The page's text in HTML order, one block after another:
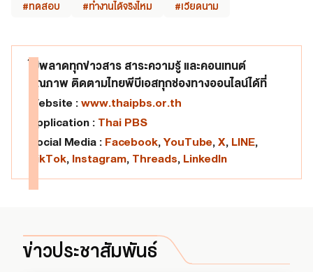
#ทดสอบ #ทำงานได้จริงไหม #เวียดนาม
ไม่พลาดทุกข่าวสาร สาระความรู้ และคอนเทนต์
คุณภาพ ติดตามไทยพีบีเอสทุกช่องทางออนไลน์ได้ที่
Website : www.thaipbs.or.th
Application : Thai PBS
Social Media : Facebook, YouTube, X, LINE,
TikTok, Instagram, Threads, LinkedIn
ข่าวประชาสัมพันธ์